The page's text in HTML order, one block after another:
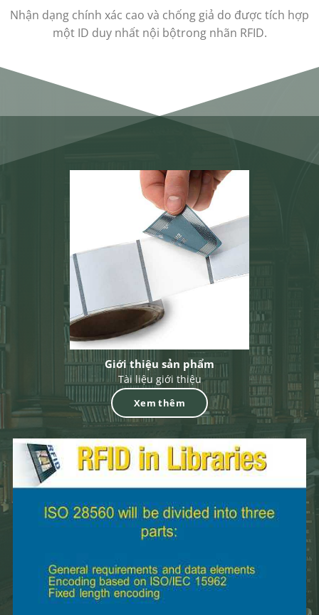
Nhận dạng chính xác cao và chống giả do được tích hợp
một ID duy nhất nội bộtrong nhãn RFID.
Giới thiệu sản phẩm
Tài liệu giới thiệu
Xem thêm